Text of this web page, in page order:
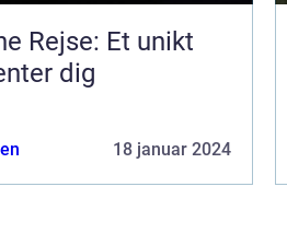
Rejse: Et unikt
dig
18 januar 2024